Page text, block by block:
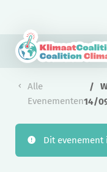
Alle
Evenementen14/
Dit evenement